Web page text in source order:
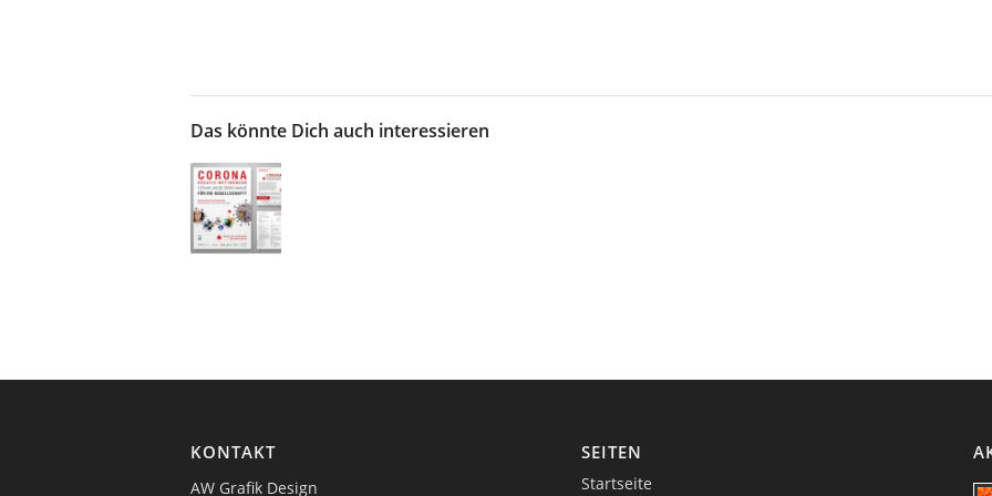
Das könnte Dich auch interessieren
KONTAKT
AW Grafik Design
SEITEN
Startseite